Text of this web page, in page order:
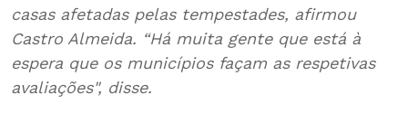
casas afetadas pelas tempestades, afirmou
Castro Almeida. “Há muita gente que está à
espera que os municípios façam as respetivas
avaliações", disse.